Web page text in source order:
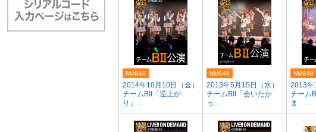
2014年10月10日（金）
チームBII「逆上が
り」...
NMB48
2013年5月15日（水）
チームBII「会いたか
っ...
NMB48
2013年
チーム
ま ...
NMB48